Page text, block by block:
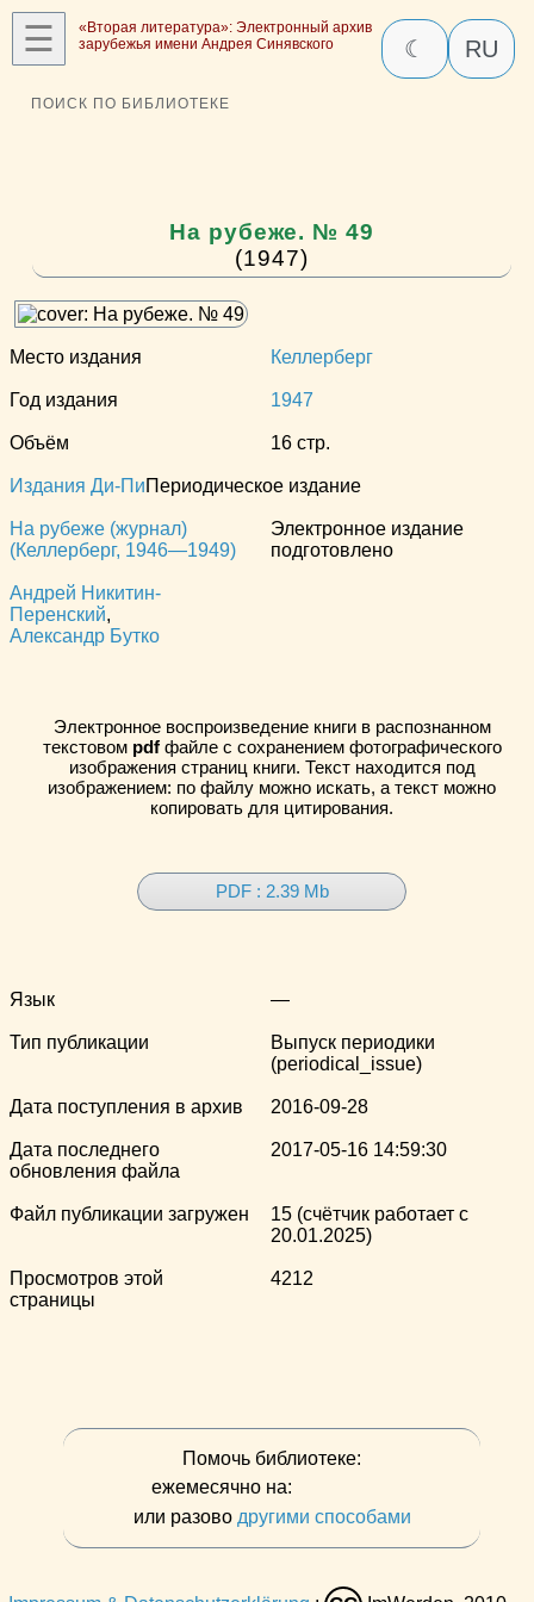
☰
«Вторая литература»: Электронный архив
зарубежья имени Андрея Синявского
☾ RU
ПОИСК ПО БИБЛИОТЕКЕ
На рубеже. № 49
(1947)
Место издания Келлерберг
Год издания 1947
Объём 16 стр.
Издания Ди-ПиПериодическое издание
На рубеже (журнал)
(Келлерберг, 1946—1949)
Электронное издание
подготовлено
Андрей Никитин-
Перенский,
Александр Бутко
Электронное воспроизведение книги в распознанном
текстовом pdfфайле с сохранением фотографического
изображения страниц книги. Текст находится под
изображением: по файлу можно искать, а текст можно
копировать для цитирования.
PDF : 2.39 Mb
Язык —
Тип публикации
Выпуск периодики
(periodical_issue)
Дата поступления в архив 2016-09-28
Дата последнего
обновления файла
2017-05-16 14:59:30
Файл публикации загружен
15 (счётчик работает с
20.01.2025)
Просмотров этой
страницы
4212
Помочь библиотеке:
ежемесячно на:
или разово другими способами